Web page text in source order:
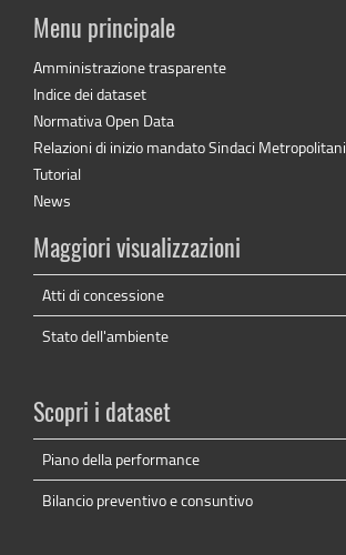
Menu principale
Amministrazione trasparente
Indice dei dataset
Normativa Open Data
Relazioni di inizio mandato Sindaci Metropolitani
Tutorial
News
Maggiori visualizzazioni
Atti di concessione
Stato dell'ambiente
Scopri i dataset
Piano della performance
Bilancio preventivo e consuntivo